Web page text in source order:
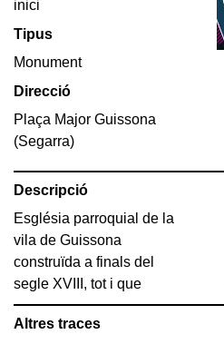
inici
Tipus
Monument
Direcció
Plaça Major Guissona
(Segarra)
Descripció
Església parroquial de la
vila de Guissona
construïda a finals del
segle XVIII, tot i que
incorpora elements com
el campanar i les
capelles del Sant Crist
Altres traces